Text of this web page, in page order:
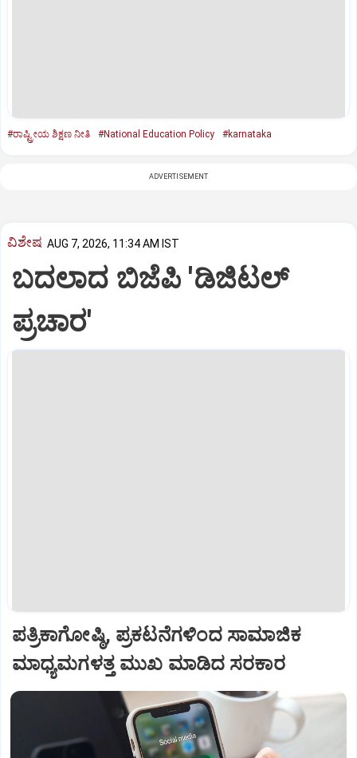
#ರಾಷ್ಟ್ರೀಯ ಶಿಕ್ಷಣ ನೀತಿ #National Education Policy #karnataka
ADVERTISEMENT
ವಿಶೇಷ AUG 7, 2026, 11:34 AM IST
ಬದಲಾದ ಬಿಜೆಪಿ 'ಡಿಜಿಟಲ್‌
ಪ್ರಚಾರ'
ಪತ್ರಿಕಾಗೋಷ್ಠಿ, ಪ್ರಕಟನೆಗಳಿಂದ ಸಾಮಾಜಿಕ
ಮಾಧ್ಯಮಗಳತ್ತ ಮುಖ ಮಾಡಿದ ಸರಕಾರ